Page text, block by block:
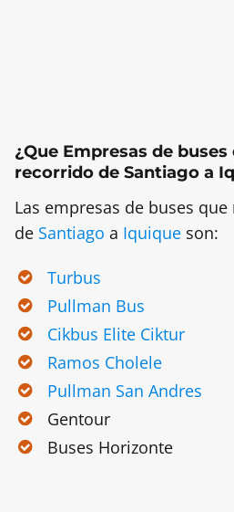
¿Que Empresas de
recorrido de Santiago a
Las empresas de buses
de Santiago a Iquique son:
Turbus
Pullman Bus
Cikbus Elite Ciktur
Ramos Cholele
Pullman San Andres
Gentour
Buses Horizonte